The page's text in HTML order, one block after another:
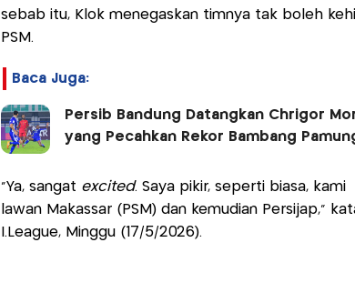
sebab itu, Klok menegaskan timnya tak boleh
PSM.
Baca Juga:
Persib Bandung Datangkan Chrigor
yang Pecahkan Rekor Bambang
"Ya, sangat excited. Saya pikir, seperti biasa,
lawan Makassar (PSM) dan kemudian Persijap,”
I.League, Minggu (17/5/2026).